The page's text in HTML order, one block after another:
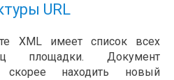
URL
XML имеет список всех
площадки. Документ
скорее находить новый